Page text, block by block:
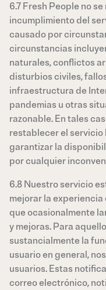
6.7 Fresh People no
incumplimiento del
causado por
circunstancias
naturales, conflictos
disturbios civiles,
infraestructura de
pandemias u otras
razonable. En tales
restablecer el servicio
garantizar la
por cualquier
6.8 Nuestro servicio
mejorar la experiencia
que ocasionalmente
y mejoras. Para
sustancialmente la
usuario en general,
usuarios. Estas
correo electrónico,